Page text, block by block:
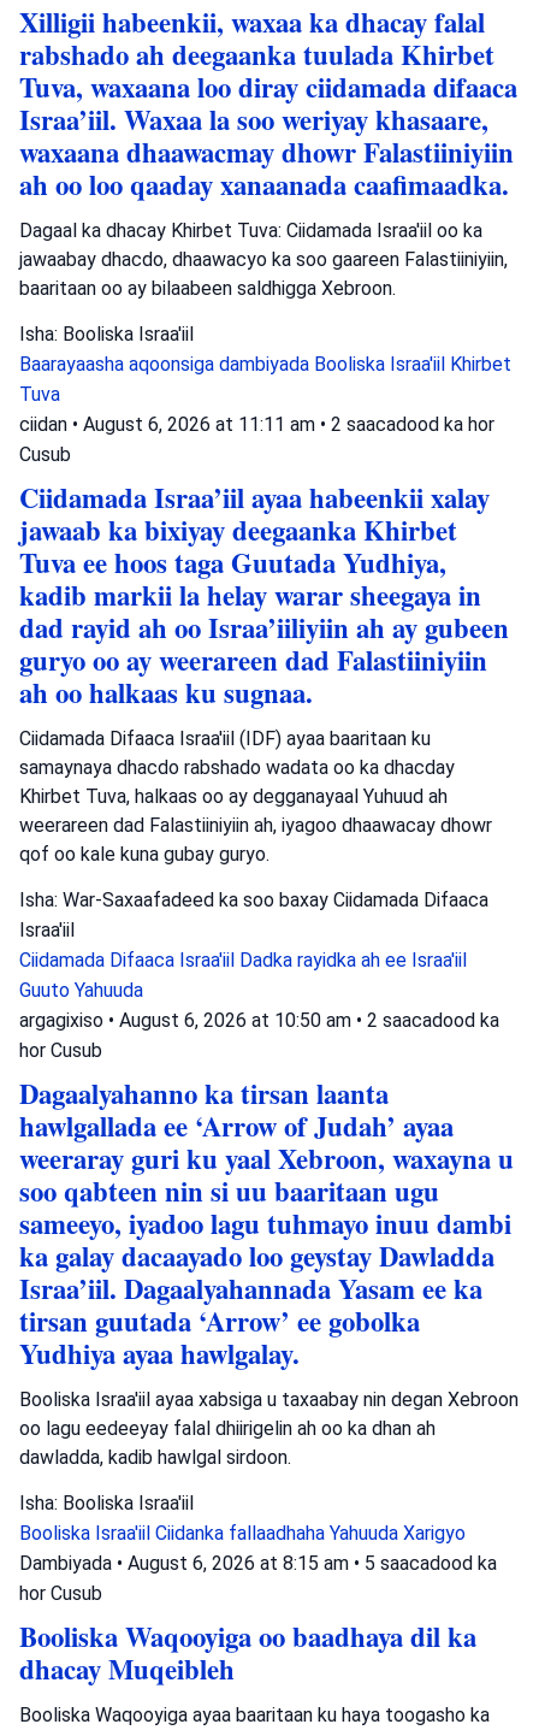
Xilligii habeenkii, waxaa ka dhacay falal
rabshado ah deegaanka tuulada Khirbet
Tuva, waxaana loo diray ciidamada difaaca
Israa’iil. Waxaa la soo weriyay khasaare,
waxaana dhaawacmay dhowr Falastiiniyiin
ah oo loo qaaday xanaanada caafimaadka.
Dagaal ka dhacay Khirbet Tuva: Ciidamada Israa'iil oo ka
jawaabay dhacdo, dhaawacyo ka soo gaareen Falastiiniyiin,
baaritaan oo ay bilaabeen saldhigga Xebroon.
Isha: Booliska Israa'iil
Baarayaasha aqoonsiga dambiyada Booliska Israa'iil Khirbet
Tuva
ciidan • August 6, 2026 at 11:11 am • 2 saacadood ka hor
Cusub
Ciidamada Israa’iil ayaa habeenkii xalay
jawaab ka bixiyay deegaanka Khirbet
Tuva ee hoos taga Guutada Yudhiya,
kadib markii la helay warar sheegaya in
dad rayid ah oo Israa’iiliyiin ah ay gubeen
guryo oo ay weerareen dad Falastiiniyiin
ah oo halkaas ku sugnaa.
Ciidamada Difaaca Israa'iil (IDF) ayaa baaritaan ku
samaynaya dhacdo rabshado wadata oo ka dhacday
Khirbet Tuva, halkaas oo ay degganayaal Yuhuud ah
weerareen dad Falastiiniyiin ah, iyagoo dhaawacay dhowr
qof oo kale kuna gubay guryo.
Isha: War-Saxaafadeed ka soo baxay Ciidamada Difaaca
Israa'iil
Ciidamada Difaaca Israa'iil Dadka rayidka ah ee Israa'iil
Guuto Yahuuda
argagixiso • August 6, 2026 at 10:50 am • 2 saacadood ka
hor Cusub
Dagaalyahanno ka tirsan laanta
hawlgallada ee ‘Arrow of Judah’ ayaa
weeraray guri ku yaal Xebroon, waxayna u
soo qabteen nin si uu baaritaan ugu
sameeyo, iyadoo lagu tuhmayo inuu dambi
ka galay dacaayado loo geystay Dawladda
Israa’iil. Dagaalyahannada Yasam ee ka
tirsan guutada ‘Arrow’ ee gobolka
Yudhiya ayaa hawlgalay.
Booliska Israa'iil ayaa xabsiga u taxaabay nin degan Xebroon
oo lagu eedeeyay falal dhiirigelin ah oo ka dhan ah
dawladda, kadib hawlgal sirdoon.
Isha: Booliska Israa'iil
Booliska Israa'iil Ciidanka fallaadhaha Yahuuda Xarigyo
Dambiyada • August 6, 2026 at 8:15 am • 5 saacadood ka
hor Cusub
Booliska Waqooyiga oo baadhaya dil ka
dhacay Muqeibleh
Booliska Waqooyiga ayaa baaritaan ku haya toogasho ka